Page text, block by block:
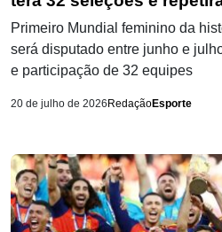
Primeiro Mundial feminino da
será disputado entre junho e
e participação de 32 equipes
20 de julho de 2026 RedaçãoEsporte